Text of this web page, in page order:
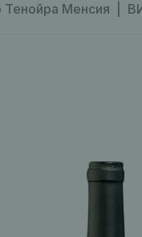
Менсия |